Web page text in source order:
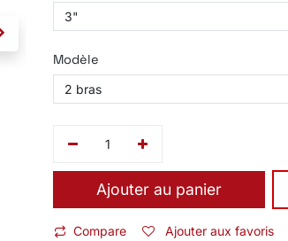
Modèle
Ajouter au panier
Compare Ajouter aux favoris